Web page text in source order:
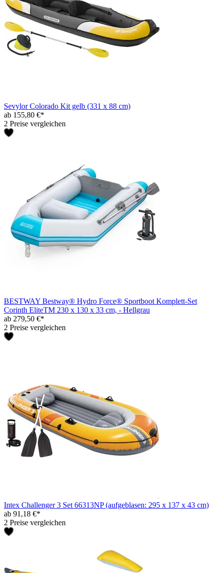
Sevylor Colorado Kit gelb (331 x 88 cm)
ab 155,80 €*
2 Preise vergleichen
BESTWAY Bestway® Hydro Force® Sportboot Komplett-Set
Corinth EliteTM 230 x 130 x 33 cm, - Hellgrau
ab 279,50 €*
2 Preise vergleichen
Intex Challenger 3 Set 66313NP (aufgeblasen: 295 x 137 x 43 cm)
ab 91,18 €*
2 Preise vergleichen